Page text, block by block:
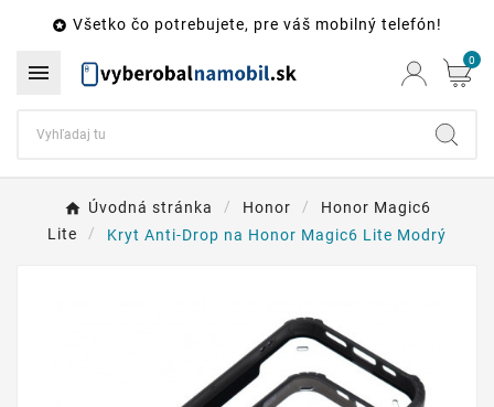
 Všetko čo potrebujete, pre váš mobilný telefón!
 0
Úvodná stránka Honor
Honor Magic6
Lite
Kryt Anti-Drop na Honor Magic6 Lite Modrý